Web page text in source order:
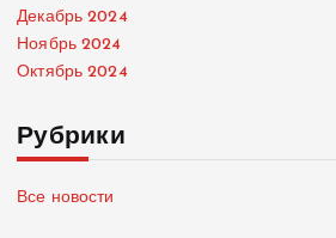
Декабрь 2024
Ноябрь 2024
Октябрь 2024
Рубрики
Все новости